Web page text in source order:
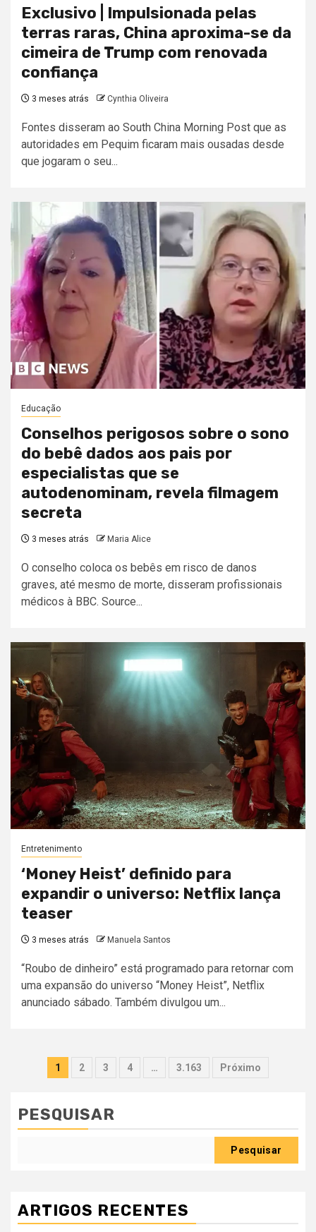
Exclusivo | Impulsionada pelas
terras raras, China aproxima-se da
cimeira de Trump com renovada
confiança
3 meses atrás Cynthia Oliveira
Fontes disseram ao South China Morning Post que as
autoridades em Pequim ficaram mais ousadas desde
que jogaram o seu...
Educação
Conselhos perigosos sobre o sono
do bebê dados aos pais por
especialistas que se
autodenominam, revela filmagem
secreta
3 meses atrás Maria Alice
O conselho coloca os bebês em risco de danos
graves, até mesmo de morte, disseram profissionais
médicos à BBC. Source...
Entretenimento
‘Money Heist’ definido para
expandir o universo: Netflix lança
teaser
3 meses atrás Manuela Santos
“Roubo de dinheiro” está programado para retornar com
uma expansão do universo “Money Heist”, Netflix
anunciado sábado. Também divulgou um...
Paginação
conteúdos
1 2 3 4 … 3.163 Próximo
PESQUISAR
Pesquisar
ARTIGOS RECENTES